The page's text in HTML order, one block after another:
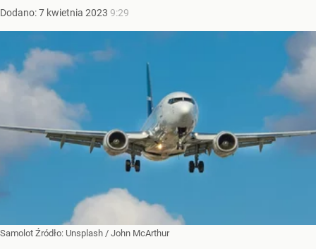
Dodano:7 kwietnia 2023 9:29
Samolot Źródło: Unsplash / John McArthur